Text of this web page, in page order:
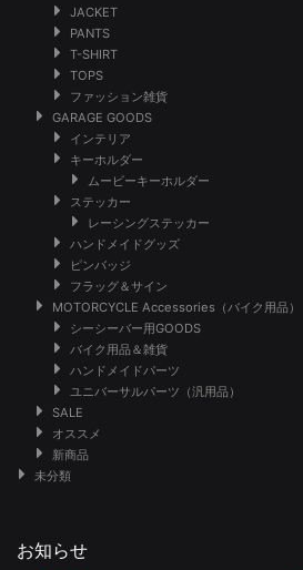
JACKET
PANTS
T-SHIRT
TOPS
ファッション雑貨
GARAGE GOODS
インテリア
キーホルダー
ムービーキーホルダー
ステッカー
レーシングステッカー
ハンドメイドグッズ
ピンバッジ
フラッグ＆サイン
MOTORCYCLE Accessories（バイク用品）
シーシーバー用GOODS
バイク用品＆雑貨
ハンドメイドパーツ
ユニバーサルパーツ（汎用品）
SALE
オススメ
新商品
未分類
お知らせ